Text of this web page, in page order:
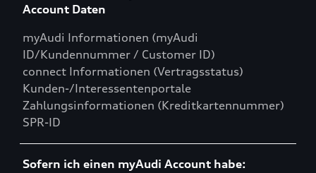
Account Daten
myAudi Informationen (myAudi
ID/Kundennummer / Customer ID)
connect Informationen (Vertragsstatus)
Kunden-/Interessentenportale
Zahlungsinformationen (Kreditkartennummer)
SPR-ID
Sofern ich einen myAudi Account habe: